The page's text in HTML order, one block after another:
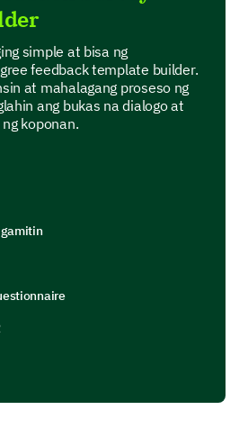
simple at bisa ng
feedback template builder.
at mahalagang proseso ng
ang bukas na dialogo at
koponan.